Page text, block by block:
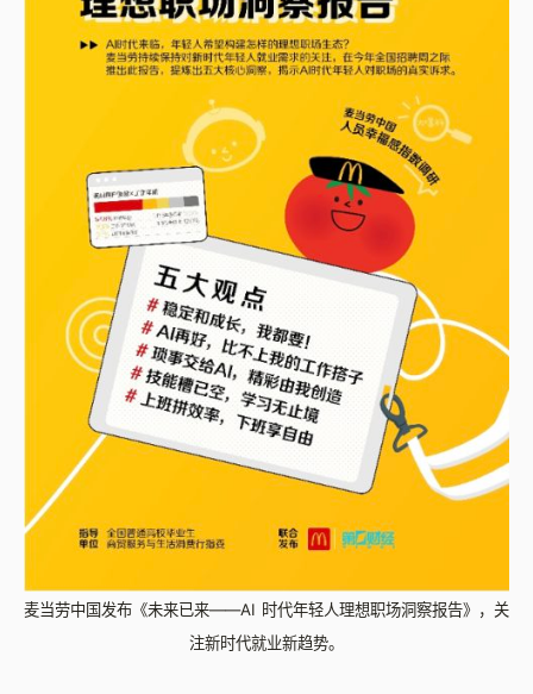
麦当劳中国发布《未来已来——AI 时代年轻人理想职场洞察报告》，关
注新时代就业新趋势。